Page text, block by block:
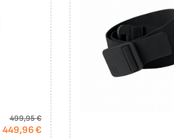
499,95 €
449,96 €